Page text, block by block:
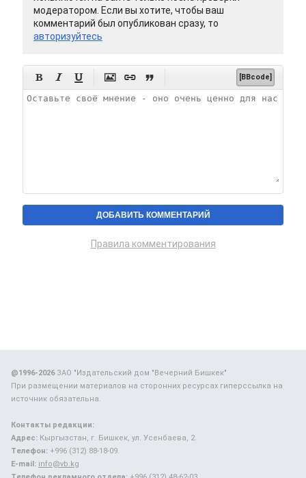
модератором. Если вы хотите, чтобы ваш
комментарий был опубликован сразу, то
авторизуйтесь
      [BBcode]
Правила комментирования
@1996-2026ЗАО "Издательский дом "Вечерний Бишкек"
При размещении материалов на сторонних ресурсах гиперссылка на
источник обязательна.
Контакты редакции:
Адрес: Кыргызстан, г. Бишкек, ул. Усенбаева, 2.
Телефон: +996 (312) 88-18-09.
E-mail: info@vb.kg